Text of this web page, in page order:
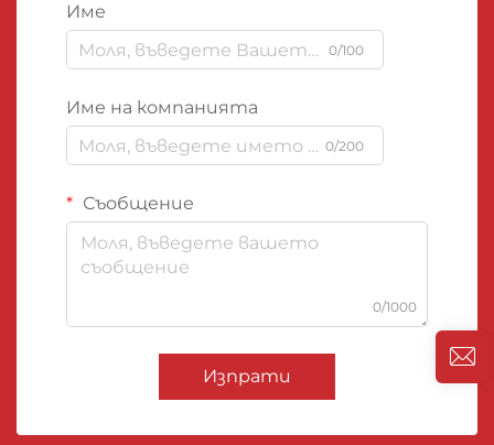
Име
0/100
Име на компанията
0/200
Съобщение
0/1000
Изпрати